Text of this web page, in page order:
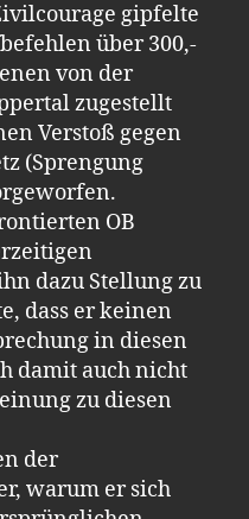
gipfelte
über 300,-
von der
zugestellt
Verstoß gegen
(Sprengung
OB
dazu Stellung zu
dass er keinen
in diesen
damit auch nicht
zu diesen
der
warum er sich